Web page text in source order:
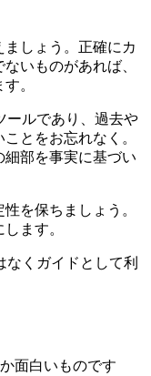
しょう。正確にカ
いものがあれば、
。
ールであり、過去や
とをお忘れなく。
部を事実に基づい
を保ちましょう。
ます。
なくガイドとして利
面白いものです